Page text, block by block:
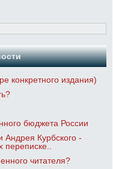
конкретного издания)
бюджета России
Андрея Курбского -
читателя?